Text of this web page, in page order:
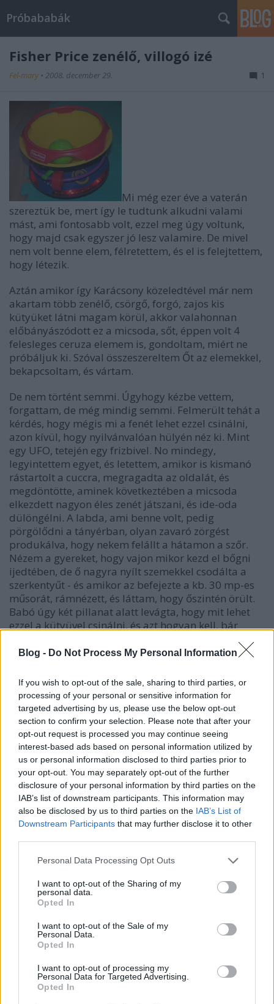
Blog - Do Not Process My Personal Information
If you wish to opt-out of the sale, sharing to third parties, or
processing of your personal or sensitive information for
targeted advertising by us, please use the below opt-out
section to confirm your selection. Please note that after your
opt-out request is processed you may continue seeing
interest-based ads based on personal information utilized by
us or personal information disclosed to third parties prior to
your opt-out. You may separately opt-out of the further
disclosure of your personal information by third parties on the
IAB’s list of downstream participants. This information may
also be disclosed by us to third parties on the IAB’s List of
Downstream Participants that may further disclose it to other
Please note that this website/app uses one or more Google
not limited to your visit or usage behaviour. You may click to
grant or deny consent to Google and its third-party tags to
use your data for below specified purposes in below Google
consent section.
Personal Data Processing Opt Outs
I want to opt-out of the Sharing of my
personal data.
Opted In
I want to opt-out of the Sale of my
Personal Data.
Opted In
I want to opt-out of processing my
Personal Data for Targeted Advertising.
Opted In
Próbababák
Fisher Price zenélő, villogó izé
Fel-mary • 2008. december 29. 1
Mi még ezer éve a vaterán
szereztük be, mert így le tudtunk alkudni valami
mást, ami fontosabb volt, ezzel meg úgy voltunk,
hogy majd csak egyszer jó lesz valamire. De mivel
nem volt benne elem, félretettem, és el is felejtettem,
hogy létezik.
Aztán amikor így Karácsony közeledtével már nem
akartam több zenélő, csörgő, forgó, zajos kis
kütyüket látni magam körül, akkor valahonnan
előbányászódott ez a micsoda, sőt, éppen volt 4
felesleges ceruza elemem is, gondoltam, miért ne
próbáljuk ki. Szóval összeszereltem Őt az elemekkel,
bekapcsoltam, és vártam.
De nem történt semmi. Úgyhogy kézbe vettem,
forgattam, de még mindig semmi. Felmerült tehát a
kérdés, hogy mégis mi a fenét lehet ezzel csinálni,
azon kívül, hogy nyilvánvalóan hülyén néz ki. Mint
egy UFO, tetején egy frizbivel. No mindegy,
legyintettem egyet, és letettem, amikor is kismanó
rástartolt a cuccra, megragadta az oldalát, és
megdöntötte, aminek következtében a micsoda
elkezdett nagyon éles zenét játszani, és ide-oda
dülöngélni. A labda, ami benne volt, pedig
pörgölődni a tányérban, olyan zavaró zörgést
produkálva, hogy nekem felállt a hátamon a szőr.
Nézem a gyereket, hogy vajon mikor kezd el bőgni
ijedtében, de ő nagyra nyílt szemekkel csodálta a
szerkentyűt - és amikor az befejezte a kb. 30 mp-es
műsorát, rámnézett, és láttam, hogy őszintén örült.
Babó úgy két pillanat alatt levágta, hogy mit lehet
ezzel a kütyüvel csinálni, és azt hogyan kell, bár
hozzáteszem, hogy ennyi az egész. Nem, 4000 Ft-ért
tényleg nem tud többet.
Mindenesetre újabban ez lett utódunk kedvenc
játéka, egymás után akár 20-szor is képes
megmozgatni és megcsodálni a szerkezetet. Én
mondjuk idegbajt kapok tőle, annyira idegesítő a
hangja, de hang nélkül is hülyeség az egész.
Számomra a fejlesztő játék olyan, amin legalább 1
dolgot ki lehet húzni, 1-t be lehet dugni, tükrös,
csörgős, forgatós, szétszedős, összerakós,
nyomogatós - nos, ez egyik sem.
Viszont poronty imádja - csak az a balszerencséje,
hogy egyenlőre nálam van a pénztárca, így én
mondom meg, mit szeressen. Vagy ő...
Hivatalos nevén amúgy labdatáncoltató, és most
láttam a Tescoban, hogy még árulják, és kb. 4000 Ft-
ba kerül.
fisher price